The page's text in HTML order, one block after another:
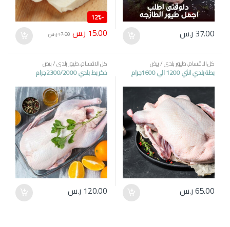
37.00 ر.س
-
12%
15.00 ر.س 17.00ر.س
كل الاقسام,طيور بلدي / بيض
بطة بلدي انثي 1200 الي 1600جرام
65.00ر.س
كل الاقسام,طيور بلدي / بيض
ذكر بط بلدي 2300/2000جرام
120.00 ر.س